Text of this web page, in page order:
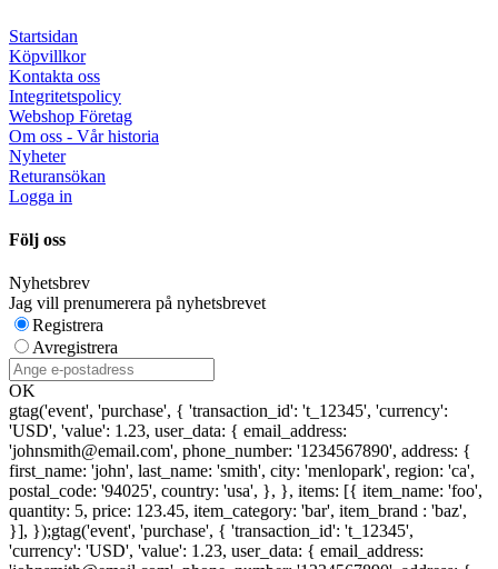
Startsidan
Köpvillkor
Kontakta oss
Integritetspolicy
Webshop Företag
Om oss - Vår historia
Nyheter
Returansökan
Logga in
Följ oss
Nyhetsbrev
Jag vill prenumerera på nyhetsbrevet
Registrera
Avregistrera
OK
gtag('event', 'purchase', { 'transaction_id': 't_12345', 'currency':
'USD', 'value': 1.23, user_data: { email_address:
'johnsmith@email.com', phone_number: '1234567890', address: {
first_name: 'john', last_name: 'smith', city: 'menlopark', region: 'ca',
postal_code: '94025', country: 'usa', }, }, items: [{ item_name: 'foo',
quantity: 5, price: 123.45, item_category: 'bar', item_brand : 'baz',
}], });gtag('event', 'purchase', { 'transaction_id': 't_12345',
'currency': 'USD', 'value': 1.23, user_data: { email_address: